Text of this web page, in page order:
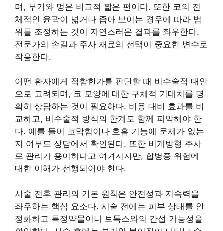
며, 부기와 멍은 비교적 짧은 편이다. 또한 코의 전
체적인 윤곽이 넓거나 좁아 보이는 경우에 따라 범
위를 조정하는 것이 자연스러운 결과를 좌우한다.
전문가의 손길과 주사 재료의 선택이 중요한 변수로
작용한다.
어떤 환자에게 적합한가를 판단할 때 비수술적 대안
으로 고려되며, 코 모양에 대한 구체적 기대치를 명
확히 상담하는 것이 필요하다. 비용 대비 효과를 비
교하고, 비수술적 방식의 한계도 함께 파악해야 한
다. 예를 들어 코막힘이나 호흡 기능에 문제가 없는
지 여부도 상담에서 확인된다. 또한 비개방형 주사
로 관리가 용이하다고 여겨지지만, 합병증 위험에
대한 이해가 선행되어야 한다.
시술 전후 관리의 기본 원칙은 안전성과 지속력을
좌우하는 핵심 요소다. 시술 전에는 피부 상태를 안
정화하고 특정약물이나 보톡스와의 간섭 가능성을